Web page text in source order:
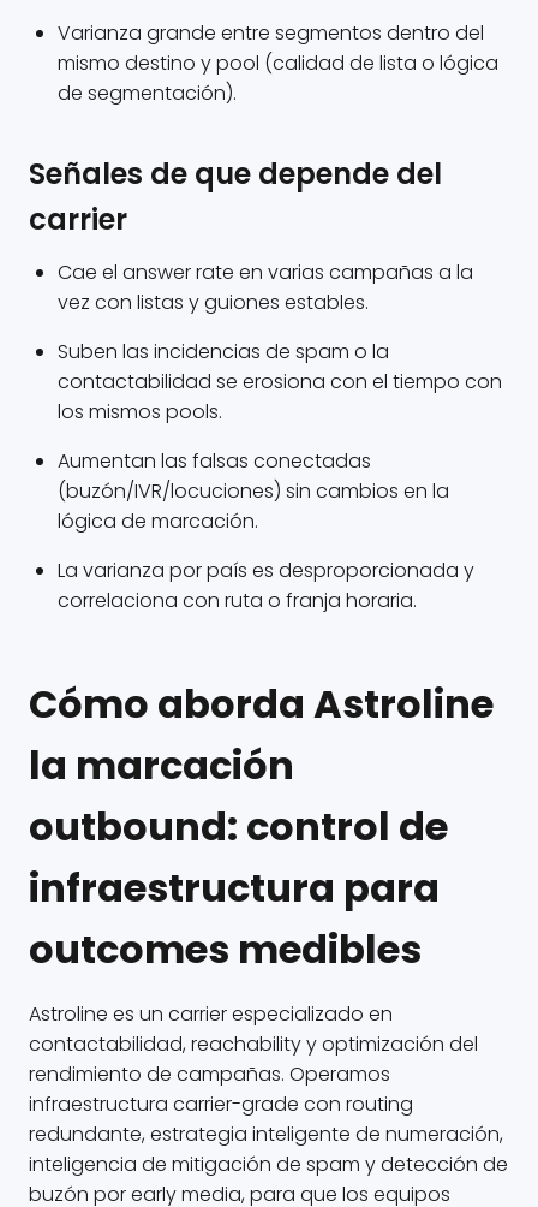
Varianza grande entre segmentos dentro del
mismo destino y pool (calidad de lista o lógica
de segmentación).
Señales de que depende del
carrier
Cae el answer rate en varias campañas a la
vez con listas y guiones estables.
Suben las incidencias de spam o la
contactabilidad se erosiona con el tiempo con
los mismos pools.
Aumentan las falsas conectadas
(buzón/IVR/locuciones) sin cambios en la
lógica de marcación.
La varianza por país es desproporcionada y
correlaciona con ruta o franja horaria.
Cómo aborda Astroline
la marcación
outbound: control de
infraestructura para
outcomes medibles
Astroline es un carrier especializado en
contactabilidad, reachability y optimización del
rendimiento de campañas. Operamos
infraestructura carrier-grade con routing
redundante, estrategia inteligente de numeración,
inteligencia de mitigación de spam y detección de
buzón por early media, para que los equipos